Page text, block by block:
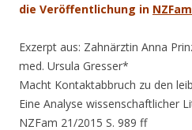
die Veröffentlichung in
Exzerpt aus: Zahnärztin Anna
med. Ursula Gresser*
Macht Kontaktabbruch zu den
Eine Analyse wissenschaftlicher
NZFam 21/2015 S. 989 ff